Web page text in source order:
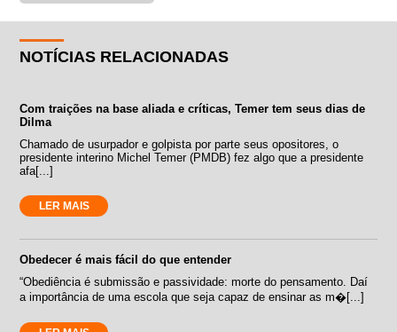
NOTÍCIAS RELACIONADAS
Com traições na base aliada e críticas, Temer tem seus dias de
Dilma
Chamado de usurpador e golpista por parte seus opositores, o
presidente interino Michel Temer (PMDB) fez algo que a presidente
afa[...]
LER MAIS
Obedecer é mais fácil do que entender
“Obediência é submissão e passividade: morte do pensamento. Daí
a importância de uma escola que seja capaz de ensinar as m�[...]